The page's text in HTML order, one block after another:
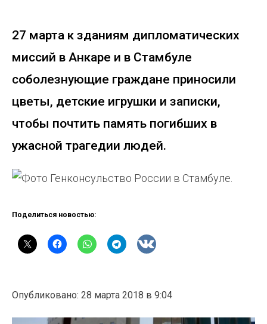
27 марта к зданиям дипломатических
миссий в Анкаре и в Стамбуле
соболезнующие граждане приносили
цветы, детские игрушки и записки,
чтобы почтить память погибших в
ужасной трагедии людей.
Поделиться новостью:
Опубликовано: 28 марта 2018 в 9:04